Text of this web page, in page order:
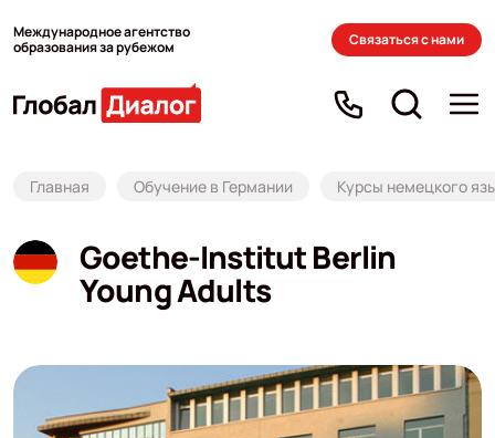
Международное агентство
образования за рубежом
Связаться с нами
Главная Обучение в Германии Курсы немецкого
Goethe-Institut Berlin
Young Adults